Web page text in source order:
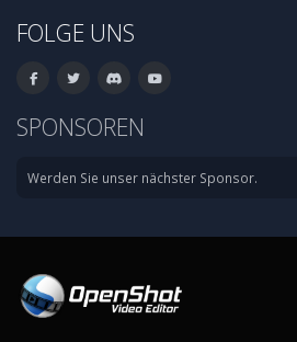
FOLGE UNS
SPONSOREN
Werden Sie unser nächster Sponsor.